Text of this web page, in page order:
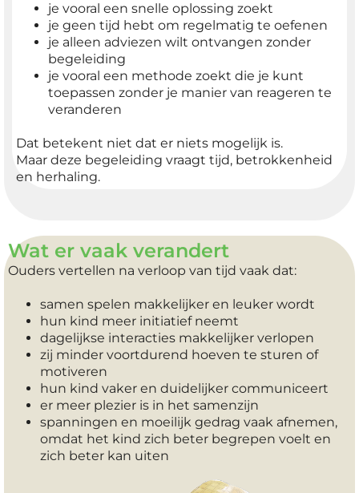
je vooral een snelle oplossing zoekt
je geen tijd hebt om regelmatig te oefenen
je alleen adviezen wilt ontvangen zonder
begeleiding
je vooral een methode zoekt die je kunt
toepassen zonder je manier van reageren te
veranderen
Dat betekent niet dat er niets mogelijk is.
Maar deze begeleiding vraagt tijd, betrokkenheid
en herhaling.
Wat er vaak verandert
Ouders vertellen na verloop van tijd vaak dat:
samen spelen makkelijker en leuker wordt
hun kind meer initiatief neemt
dagelijkse interacties makkelijker verlopen
zij minder voortdurend hoeven te sturen of
motiveren
hun kind vaker en duidelijker communiceert
er meer plezier is in het samenzijn
spanningen en moeilijk gedrag vaak afnemen,
omdat het kind zich beter begrepen voelt en
zich beter kan uiten